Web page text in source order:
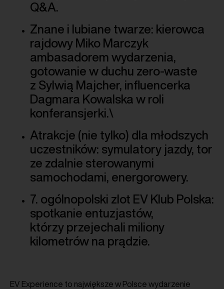
Q&A.
Znane i lubiane twarze: kierowca
rajdowy Miko Marczyk
ambasadorem wydarzenia,
gotowanie w duchu zero-waste
z Sylwią Majcher, influencerka
Dagmara Kowalska w roli
konferansjerki.\
Atrakcje (nie tylko) dla młodszych
uczestników: symulatory jazdy, tor
ze zdalnie sterowanymi
samochodami, energorowery.
7. ogólnopolski zlot EV Klub Polska:
spotkanie entuzjastów,
którzy przejechali miliony
kilometrów na prądzie.
EV Experience to największe w Polsce wydarzenie